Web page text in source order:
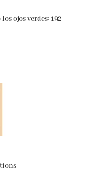
ojos verdes: 192